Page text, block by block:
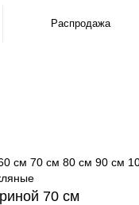
Распродажа
см 70 см 80 см 90 см
70 см